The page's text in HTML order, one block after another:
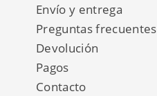
Basic II FD42489
Envío y entrega
Preguntas frecuentes
Devolución
Pagos
Contacto